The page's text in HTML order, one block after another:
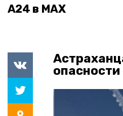
А24 в MAX
опасности